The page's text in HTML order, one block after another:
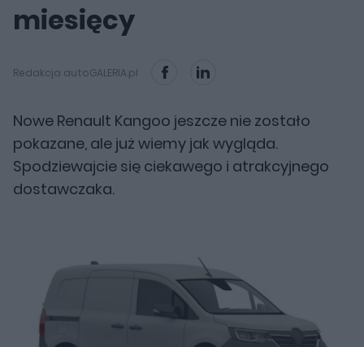
miesięcy
Redakcja autoGALERIA.pl
Nowe Renault Kangoo jeszcze nie zostało
pokazane, ale już wiemy jak wygląda.
Spodziewajcie się ciekawego i atrakcyjnego
dostawczaka.